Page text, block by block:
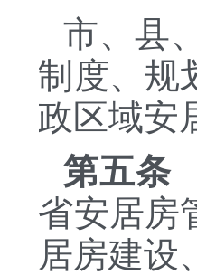
市、县
制度、规
政区域安
第五条
省安居房
居房建设